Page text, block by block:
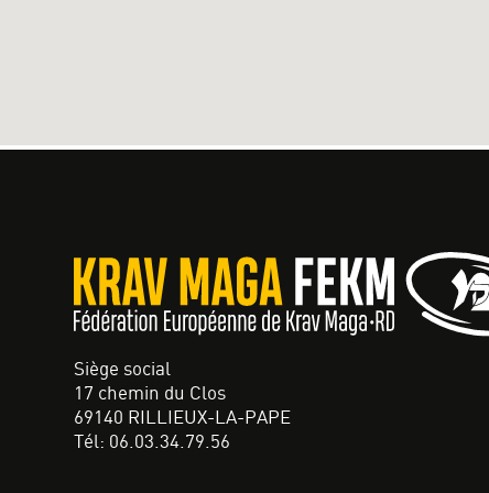
Siège social
17 chemin du Clos
69140 RILLIEUX-LA-PAPE
Tél: 06.03.34.79.56